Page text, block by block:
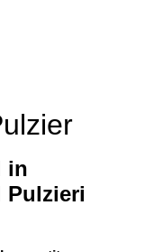
in
Pulzieri